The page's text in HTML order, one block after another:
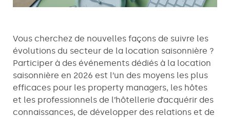
Vous cherchez de nouvelles façons de suivre les
évolutions du secteur de la location saisonnière ?
Participer à des événements dédiés à la location
saisonnière en 2026 est l’un des moyens les plus
efficaces pour les property managers, les hôtes
et les professionnels de l’hôtellerie d’acquérir des
connaissances, de développer des relations et de